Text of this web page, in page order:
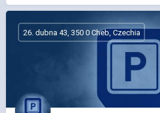
26. dubna 43, 350 0 Cheb, Czechia